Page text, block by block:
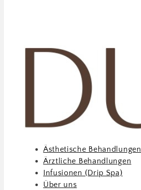
Ästhetische Behandlungen
Ärztliche Behandlungen
Infusionen (Drip Spa)
Über uns